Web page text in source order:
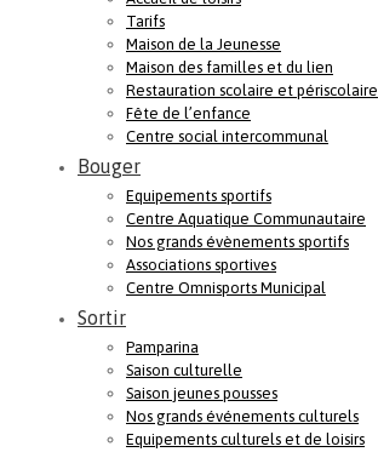
Tarifs
Maison de la Jeunesse
Maison des familles et du lien
Restauration scolaire et périscolaire
Fête de l’enfance
Centre social intercommunal
Bouger
Equipements sportifs
Centre Aquatique Communautaire
Nos grands évènements sportifs
Associations sportives
Centre Omnisports Municipal
Sortir
Pamparina
Saison culturelle
Saison jeunes pousses
Nos grands événements culturels
Equipements culturels et de loisirs